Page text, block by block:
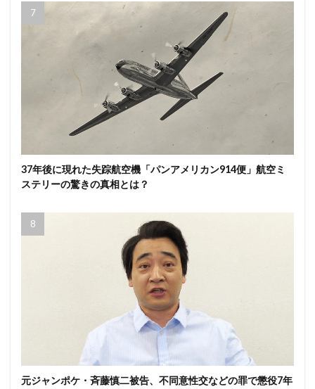
37年後に現れた失踪航空機「パンアメリカン914便」航空ミ
ステリーの驚きの真相とは？
元ジャンポケ・斉藤慎二被告、不同意性交などの罪で懲役7年